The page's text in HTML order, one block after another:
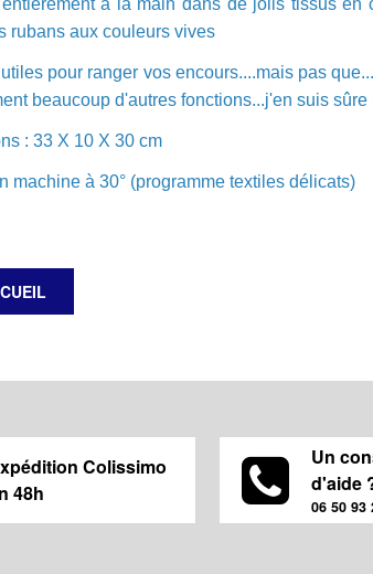
à la main dans de jolis tissus en
rubans aux couleurs vives
utiles pour ranger vos encours....mais pas
beaucoup d'autres fonctions...j'en suis sûre
: 33 X 10 X 30 cm
machine à 30° (programme textiles délicats)
Colissimo
48h
Un
d'aide
06 50 93